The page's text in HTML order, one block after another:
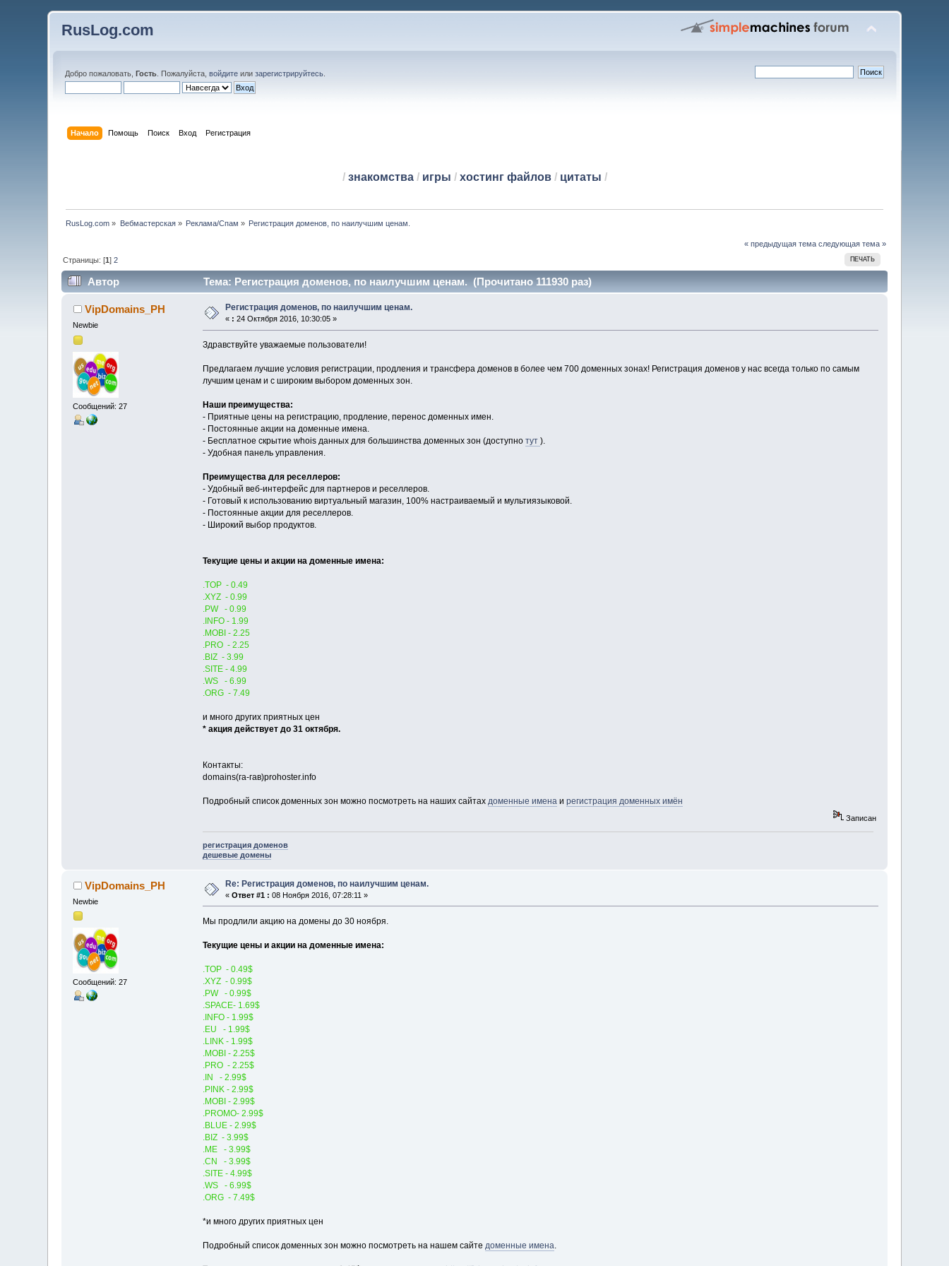
RusLog.com
Добро пожаловать,Гость . Пожалуйста,войдите илизарегистрируйтесь
Начало Помощь Поиск Вход Регистрация
/ знакомства/ игры / хостинг файлов/ цитаты /
RusLog.com » Вебмастерская» Реклама/Спам » Регистрация доменов, по наилучшим ценам.
« предыдущая тема следующая тема »
ПЕЧАТЬ
Страницы: [1]2
Автор Тема: Регистрация доменов, по наилучшим ценам. (Прочитано 111930 раз)
VipDomains_PH
Newbie
Сообщений: 27
Регистрация доменов, по наилучшим ценам.
« : 24 Октября 2016, 10:30:05 »
Здравствуйте уважаемые пользователи!
Предлагаем лучшие условия регистрации, продления и трансфера доменов в более чем 700 доменных зонах! Регистрация доменов у нас всегда только по самым
лучшим ценам и с широким выбором доменных зон.
Наши преимущества:
- Приятные цены на регистрацию, продление, перенос доменных имен.
- Постоянные акции на доменные имена.
- Бесплатное скрытие whois данных для большинства доменных зон (доступно тут ).
- Удобная панель управления.
Преимущества для реселлеров:
- Удобный веб-интерфейс для партнеров и реселлеров.
- Готовый к использованию виртуальный магазин, 100% настраиваемый и мультиязыковой.
- Постоянные акции для реселлеров.
- Широкий выбор продуктов.
Текущие цены и акции на доменные имена:
.TOP - 0.49
.XYZ - 0.99
.PW - 0.99
.INFO - 1.99
.MOBI - 2.25
.PRO - 2.25
.BIZ - 3.99
.SITE - 4.99
.WS - 6.99
.ORG - 7.49
и много других приятных цен
* акция действует до 31 октября.
Контакты:
domains(га-гав)prohoster.info
Подробный список доменных зон можно посмотреть на наших сайтах доменные именаи регистрация доменных имён
Записан
регистрация доменов
дешевые домены
VipDomains_PH
Newbie
Сообщений: 27
Re: Регистрация доменов, по наилучшим ценам.
«Ответ #1 : 08 Ноября 2016, 07:28:11 »
Мы продлили акцию на домены до 30 ноября.
Текущие цены и акции на доменные имена:
.TOP - 0.49$
.XYZ - 0.99$
.PW - 0.99$
.SPACE- 1.69$
.INFO - 1.99$
.EU - 1.99$
.LINK - 1.99$
.MOBI - 2.25$
.PRO - 2.25$
.IN - 2.99$
.PINK - 2.99$
.MOBI - 2.99$
.PROMO- 2.99$
.BLUE - 2.99$
.BIZ - 3.99$
.ME - 3.99$
.CN - 3.99$
.SITE - 4.99$
.WS - 6.99$
.ORG - 7.49$
*и много других приятных цен
Подробный список доменных зон можно посмотреть на нашем сайте доменные имена